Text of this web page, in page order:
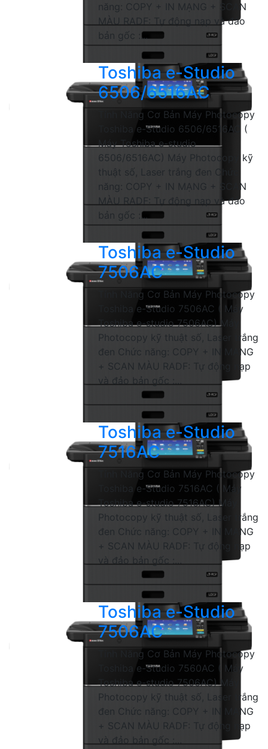
năng: COPY + IN MẠNG + SCAN
MÀU RADF: Tự động nạp và đảo
bản gốc :...
Toshiba e-Studio
6506/6516AC
Tính Năng Cơ Bản Máy Photocopy
Toshiba e-Studio 6506/6516AC (
Máy Toshiba e-studio
6506/6516AC) Máy Photocopy kỹ
thuật số, Laser trắng đen Chức
năng: COPY + IN MẠNG + SCAN
MÀU RADF: Tự động nạp và đảo
bản gốc :...
Toshiba e-Studio
7506AC
Tính Năng Cơ Bản Máy Photocopy
Toshiba e-Studio 7506AC ( Máy
Toshiba e-studio 7506AC) Máy
Photocopy kỹ thuật số, Laser trắng
đen Chức năng: COPY + IN MẠNG
+ SCAN MÀU RADF: Tự động nạp
và đảo bản gốc :...
Toshiba e-Studio
7516AC
Tính Năng Cơ Bản Máy Photocopy
Toshiba e-Studio 7516AC ( Máy
Toshiba e-studio 7516AC) Máy
Photocopy kỹ thuật số, Laser trắng
đen Chức năng: COPY + IN MẠNG
+ SCAN MÀU RADF: Tự động nạp
và đảo bản gốc :...
Toshiba e-Studio
7506AC
Tính Năng Cơ Bản Máy Photocopy
Toshiba e-Studio 7560AC ( Máy
Toshiba e-studio 7506AC) Máy
Photocopy kỹ thuật số, Laser trắng
đen Chức năng: COPY + IN MẠNG
+ SCAN MÀU RADF: Tự động nạp
và đảo bản gốc :...